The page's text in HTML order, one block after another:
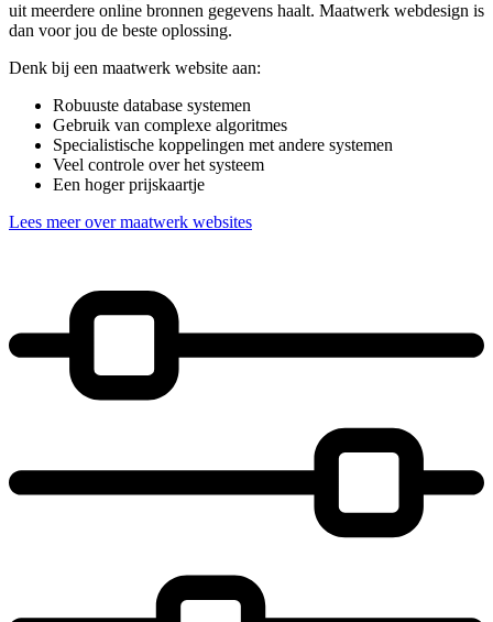
uit meerdere online bronnen gegevens haalt. Maatwerk webdesign is
dan voor jou de beste oplossing.
Denk bij een maatwerk website aan:
Robuuste database systemen
Gebruik van complexe algoritmes
Specialistische koppelingen met andere systemen
Veel controle over het systeem
Een hoger prijskaartje
Lees meer over maatwerk websites